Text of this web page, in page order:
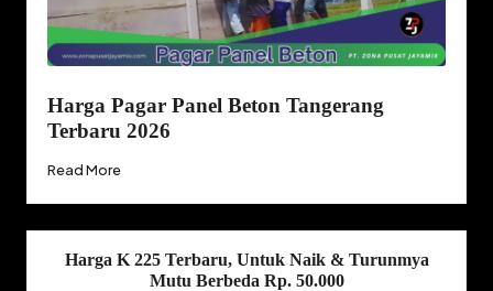
Harga Pagar Panel Beton Tangerang
Terbaru 2026
Read More
Harga K 225 Terbaru, Untuk Naik & Turunmya
Mutu Berbeda Rp. 50.000